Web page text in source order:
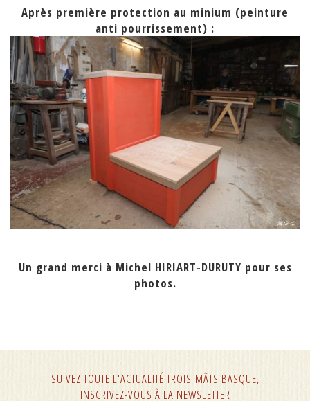
Après première protection au minium (peinture
anti pourrissement) :
Un grand merci à Michel HIRIART-DURUTY pour ses
photos.
SUIVEZ TOUTE L'ACTUALITÉ TROIS-MÂTS BASQUE,
INSCRIVEZ-VOUS À LA NEWSLETTER